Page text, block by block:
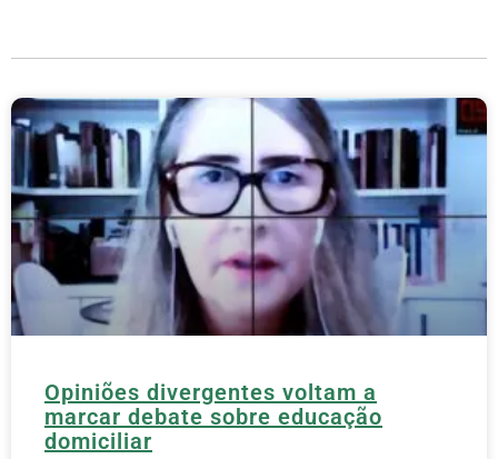
Opiniões divergentes voltam a
marcar debate sobre educação
domiciliar